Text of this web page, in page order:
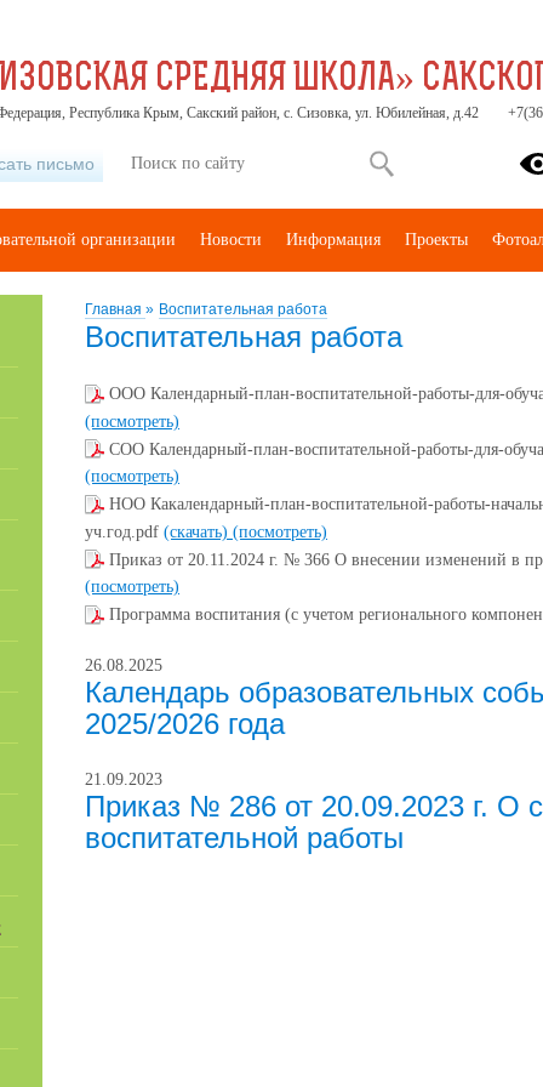
Главная » Воспитательная работа
Воспитательная работа
ООО Календарный-план-воспитательной-работы-для-
(посмотреть)
СОО Календарный-план-воспитательной-работы-для-
(посмотреть)
НОО Какалендарный-план-воспитательной-работы-
уч.год.pdf (скачать) (посмотреть)
Приказ от 20.11.2024 г. № 366 О внесении изменений в
(посмотреть)
Программа воспитания (с учетом регионального
26.08.2025
Календарь образовательных
2025/2026 года
21.09.2023
Приказ № 286 от 20.09.2023 г. О
воспитательной работы
СРЕДНЯЯ ШКОЛА»
Республика Крым, Сакский район, с. Сизовка, ул. Юбилейная, д.42
письмо
организации Новости Информация Проекты